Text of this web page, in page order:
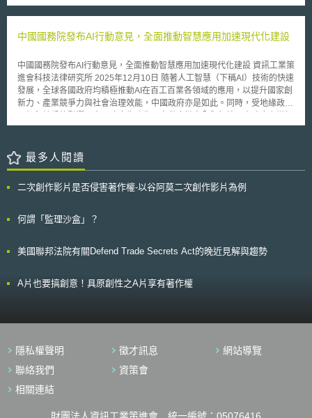
動與國際接軌，並於2021年成立「行政院國家永續發展委員會」，力求實
現永續發展目標；然而僅靠政府機關的努力恐怕力有未逮，可參考日本作法
納入國民、民間團體、企業等多元參與者，攜手合作共同實現SDGs。
實我們的主張，而且最終會阻止作弊全自動機器人程式的散布。
其任務結束5年內進行「脫軌」處置，例如將衛星脫離軌道，使其落入地球
星碰撞風險。且新軌道碎片規則除以美國許可發射的衛星為其適用對象外，
席Jessica Rosenworcel表示，目前太空中有數千噸的軌道碎片，為了開創
新的太空時代，解決軌道碎片問題是必要的，尤其是低地球軌道區域，新的
5年軌道碎片規則即是旨在透由縮短任務結束後太空載具的處置時間；FCC
專員Athan Simington亦表示，美國約代表50%的國際太空經濟，新軌道碎
5年軌道碎片規則。
中國國務院發布AI行動意見，全面推動智慧應用加速現代化建設
中國國務院發布AI行動意見，全面推動智慧應用加速現代化建設 資訊工業策
進會科技法律研究所 2025年12月10日 隨著人工智慧（下稱AI）技術的快速
發展，全球各國政府均積極推動AI在百工百業各領域的應用，以提升國家創
新力、產業競爭力與社會治理效能，中國政府亦是如此。同時，受地緣政治
速現代化建設，以推動智慧社會新型態的發展為目標。 壹、事件摘要 中國
發［2025〕11號）（下稱行動意見）[1]，旨在全面推動AI應用於各行各
業，以提升國內產業生產力與創新量能，並促進人機協作的智慧社會新型
於該行動意見中，中國國務院提出三項階段性目標，分別為： 一、 2027年
合作的6大核心領域全面結合AI應用，擴大AI使用普及率達70%以上，以達
成果共享之效益。 三、 2035年前：AI應用普及率達100% 建立全面人機協
述三階段目標，中國政府針對6大核心領域提出具體行動方向，重點整理如
下： 一、 AI+科學技術 為加速科研進程並推動大模型建設與應用，將強化
新的商業模式；並在技術、產品與服務體系中推動智慧化應用，強化供應鏈
各環節與AI的協作，同時最佳化工業、農業及服務業的生產與服務模式，藉
AI+消費增質 透過推動AI與服務的結合，建立多元及智慧化的服務模式，加
最多人閱讀
二次創作影片是否侵害著作權-以谷阿莫二次創作影片為例
何謂「監理沙盒」？
美國聯邦法院有關Defend Trade Secrets Act的晚近見解與趨勢
A片也要搞創意！具原創性之A片享有著作權
隱私權聲明 徵才訊息
網站導覽
聯絡我們
資策會
相關連結
財團法人資訊工業策進會 統一編號：05076416